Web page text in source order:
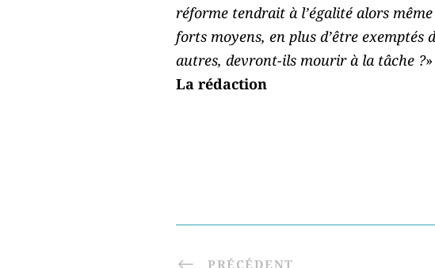
réforme tendrait à l’égalité alors
forts moyens, en plus d’être
autres, devront-ils mourir à la tâche ?»
La rédaction
PRÉCÉDENT